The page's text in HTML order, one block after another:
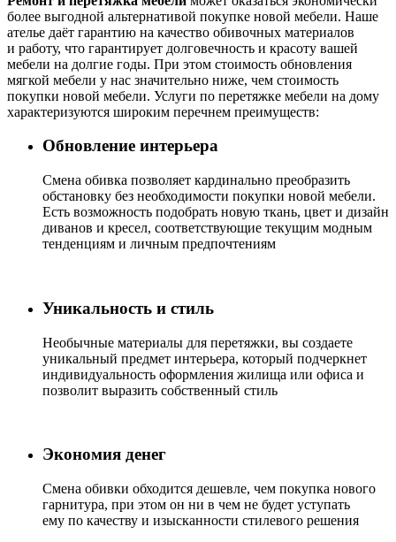
более выгодной альтернативой покупке новой мебели. Наше
ателье даёт гарантию на качество обивочных материалов
и работу, что гарантирует долговечность и красоту вашей
мебели на долгие годы. При этом стоимость обновления
мягкой мебели у нас значительно ниже, чем стоимость
покупки новой мебели. Услуги по перетяжке мебели на дому
характеризуются широким перечнем преимуществ:
Обновление интерьера
Cмена обивка позволяет кардинально преобразить
обстановку без необходимости покупки новой мебели.
Есть возможность подобрать новую ткань, цвет и дизайн
диванов и кресел, соответствующие текущим модным
тенденциям и личным предпочтениям
Уникальность и стиль
Необычные материалы для перетяжки, вы создаете
уникальный предмет интерьера, который подчеркнет
индивидуальность оформления жилища или офиса и
позволит выразить собственный стиль
Экономия денег
Смена обивки обходится дешевле, чем покупка нового
гарнитура, при этом он ни в чем не будет уступать
ему по качеству и изысканности стилевого решения